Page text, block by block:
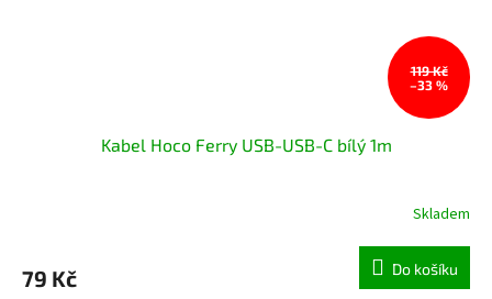
119 Kč
–33 %
Kabel Hoco Ferry USB-USB-C bílý 1m
Skladem
79 Kč Do košíku